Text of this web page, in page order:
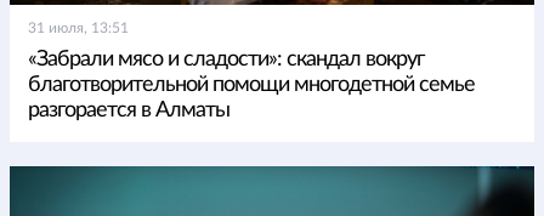
31 июля, 13:51
«Забрали мясо и сладости»: скандал вокруг
благотворительной помощи многодетной семье
разгорается в Алматы